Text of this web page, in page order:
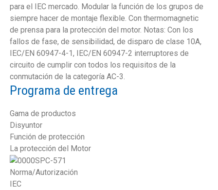
para el IEC mercado. Modular la función de los grupos de
siempre hacer de montaje flexible. Con thermomagnetic
de prensa para la protección del motor. Notas: Con los
fallos de fase, de sensibilidad, de disparo de clase 10A,
IEC/EN 60947-4-1, IEC/EN 60947-2 interruptores de
circuito de cumplir con todos los requisitos de la
conmutación de la categoría AC-3.
Programa de entrega
Gama de productos
Disyuntor
Función de protección
La protección del Motor
Norma/Autorización
IEC